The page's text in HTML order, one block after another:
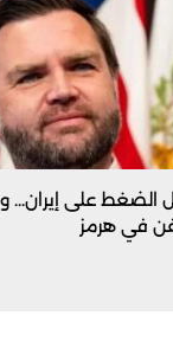
على إيران...
في هرمز